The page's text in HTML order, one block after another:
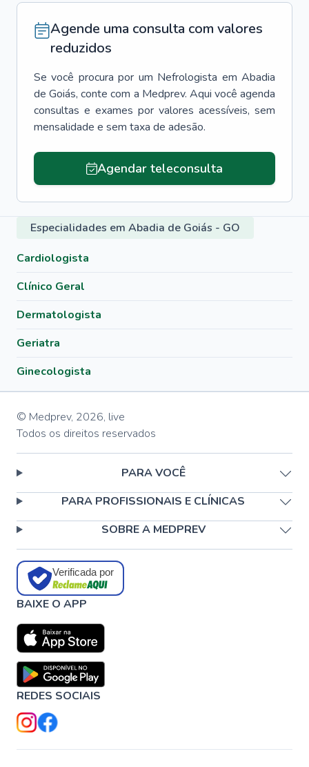
Agende uma consulta com valores
reduzidos
Se você procura por um Nefrologista em Abadia
de Goiás, conte com a Medprev. Aqui você agenda
consultas e exames por valores acessíveis, sem
mensalidade e sem taxa de adesão.
Agendar teleconsulta
Especialidades em Abadia de Goiás - GO
Cardiologista
Clínico Geral
Dermatologista
Geriatra
Ginecologista
© Medprev, 2026, live
Todos os direitos reservados
PARA VOCÊ
PARA PROFISSIONAIS E CLÍNICAS
SOBRE A MEDPREV
Verificada por
BAIXE O APP
REDES SOCIAIS